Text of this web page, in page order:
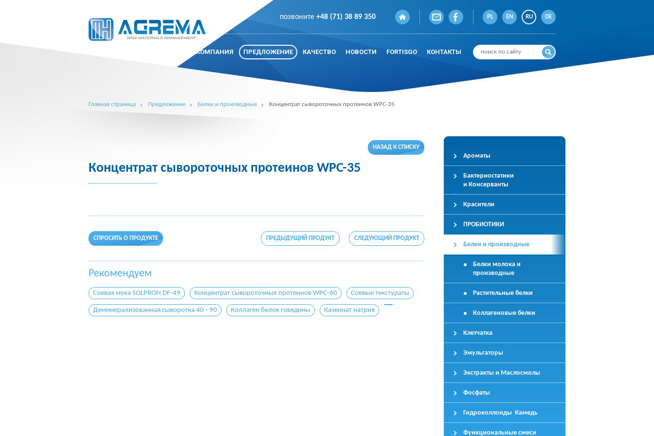
позвоните +48 (71) 38 89 350 PL EN RU DE
КОМПАНИЯ ПРЕДЛОЖЕНИЕ КАЧЕСТВО НОВОСТИ FORTISGO КОНТАКТЫ
Главная страница Предложение Белки и производные Концентрат сывороточных протеинов WPC-35
Ароматы
Бактериостатики
и Консерванты
Красители
ПРОБИОТИКИ
Белки и производные
Белки молока и
производные
Растительные белки
Коллагеновые белки
Клетчатка
Эмульгаторы
Экстракты и Маслосмолы
Фосфаты
Гидроколлоиды Камедь
Функциональные смеси
НАЗАД К СПИСКУ
Концентрат сывороточных протеинов WPC-35
СПРОСИТЬ О ПРОДУКТЕ ПРЕДЫДУЩИЙ ПРОДУКТ СЛЕДУЮЩИЙ ПРОДУКТ
Рекомендуем
Соевая мука SOLPRON DF-49 Концентрат сывороточных протеинов WPC-60 Соевые текстураты
Деминерализованная сыворотка 40 - 90 Коллаген белок говядины Казеинат натрия